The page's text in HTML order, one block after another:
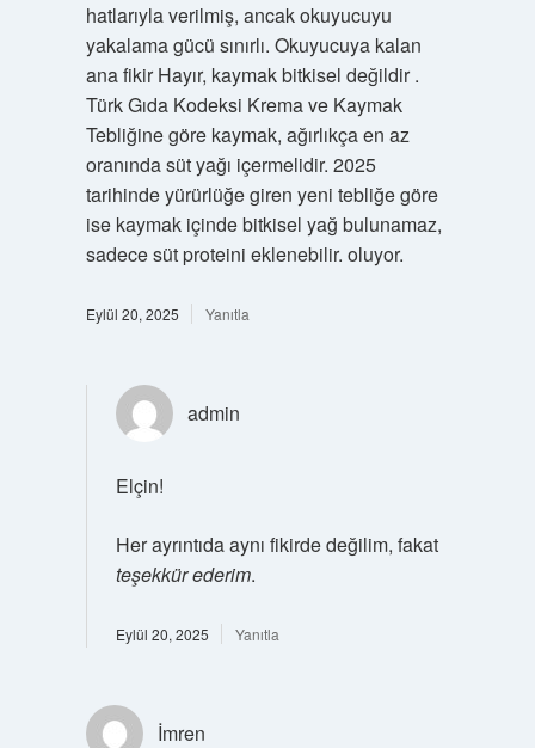
hatlarıyla verilmiş, ancak okuyucuyu
yakalama gücü sınırlı. Okuyucuya kalan
ana fikir Hayır, kaymak bitkisel değildir .
Türk Gıda Kodeksi Krema ve Kaymak
Tebliğine göre kaymak, ağırlıkça en az
oranında süt yağı içermelidir. 2025
tarihinde yürürlüğe giren yeni tebliğe göre
ise kaymak içinde bitkisel yağ bulunamaz,
sadece süt proteini eklenebilir. oluyor.
Eylül 20, 2025 Yanıtla
admin
Elçin!
Her ayrıntıda aynı fikirde değilim, fakat
teşekkür ederim.
Eylül 20, 2025 Yanıtla
İmren